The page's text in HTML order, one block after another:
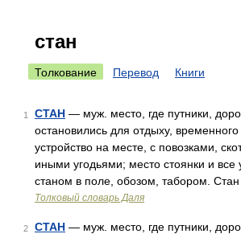
стан
Толкование Перевод Книги
1 СТАН — муж. место, где путники,
остановились для отдыху,
устройство на месте, с повозками,
иными угодьями; место стоянки и все
станом в поле, обозом, табором. Стан
Толковый словарь Даля
2 СТАН — муж. место, где путники,